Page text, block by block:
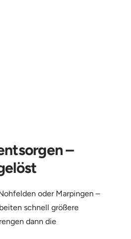
–
oder Marpingen –
schnell größere
dann die